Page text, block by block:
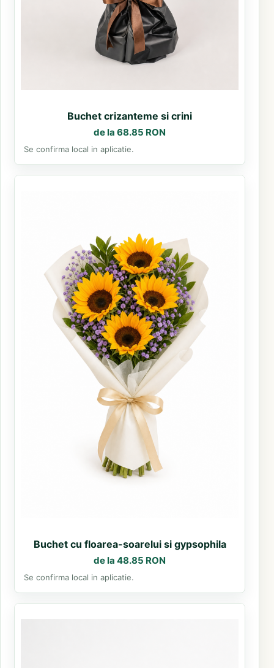
Buchet crizanteme si crini
de la 68.85 RON
Se confirma local in aplicatie.
Buchet cu floarea-soarelui si gypsophila
de la 48.85 RON
Se confirma local in aplicatie.